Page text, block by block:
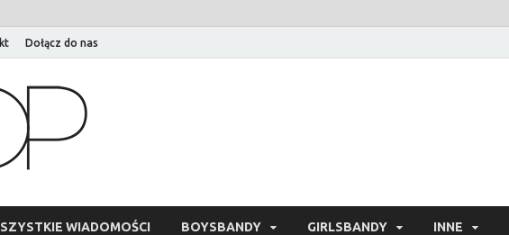
Dołącz do nas
WIADOMOŚCI BOYSBANDY GIRLSBANDY INNE